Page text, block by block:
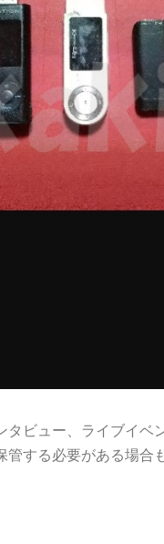
ビュー、ライブイ
する必要がある場